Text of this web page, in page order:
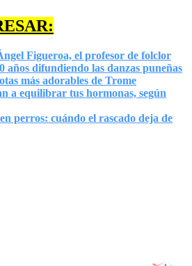
Figueroa, el profesor de folclor
años difundiendo las danzas puneñas
más adorables de Trome
a equilibrar tus hormonas, según
perros: cuándo el rascado deja de